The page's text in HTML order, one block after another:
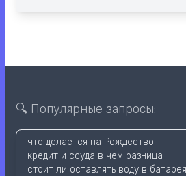
🔍 Популярные запросы:
что делается на Рождество
кредит и ссуда в чем разница
стоит ли оставлять воду в